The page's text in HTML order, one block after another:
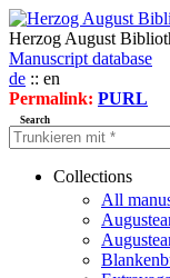
Herzog August
Manuscript database
de :: en
Permalink: PURL
Search
Collections
All